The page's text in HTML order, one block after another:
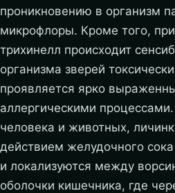
проникновению в организм
микрофлоры. Кроме того,
трихинелл происходит
организма зверей
проявляется ярко
аллергическими
человека и животных,
действием желудочного
и локализуются между
оболочки кишечника, где